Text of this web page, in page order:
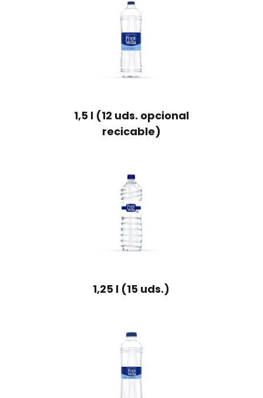
1,5 l (12 uds. opcional
recicable)
1,25 l (15 uds.)